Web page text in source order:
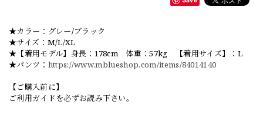
★カラー：グレー/ブラック
★サイズ：M/L/XL
★【着用モデル】身長：178cm 体重：57kg 【着用サイズ】：L
★パンツ： https://www.mblueshop.com/items/84014140
【ご購入前に】
ご利用ガイドを必ずお読み下さい。